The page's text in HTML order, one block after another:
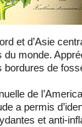
et d’Asie
monde.
de
de
a permis
et anti-